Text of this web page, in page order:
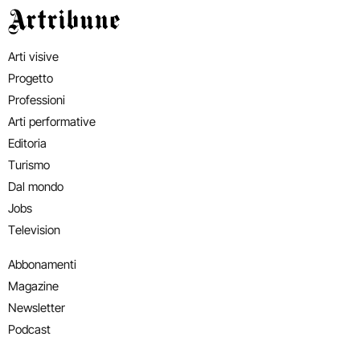
Artribune
Arti visive
Progetto
Professioni
Arti performative
Editoria
Turismo
Dal mondo
Jobs
Television
Abbonamenti
Magazine
Newsletter
Podcast